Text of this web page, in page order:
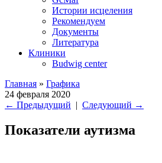
Истории исцеления
Рекомендуем
Документы
Литература
Клиники
Budwig center
Главная » Графика
24 февраля 2020
← Предыдущий | Следующий →
Показатели аутизма